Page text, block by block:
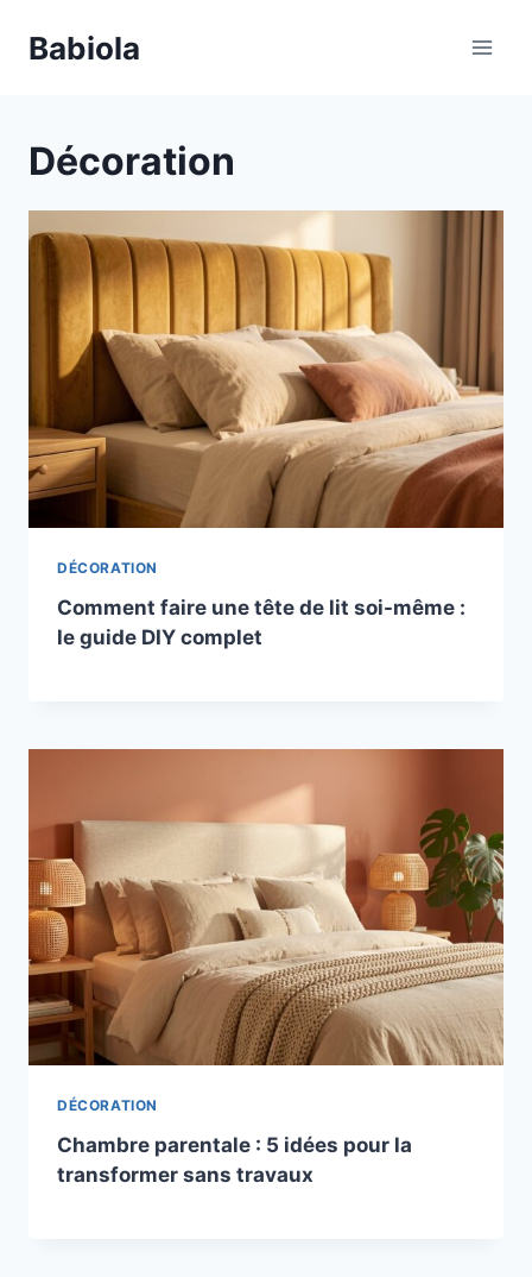
Babiola
Décoration
DÉCORATION
Comment faire une tête de lit soi-même :
le guide DIY complet
DÉCORATION
Chambre parentale : 5 idées pour la
transformer sans travaux